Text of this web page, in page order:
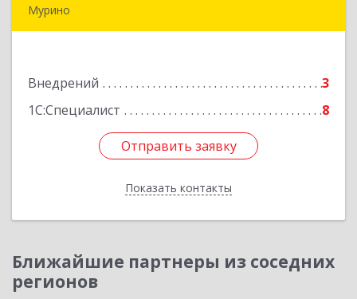
Мурино
Внедрений
3
1С:Специалист
8
Отправить заявку
Показать контакты
Подробнее
Отправить заявку
Назад
Ближайшие партнеры из соседних
регионов